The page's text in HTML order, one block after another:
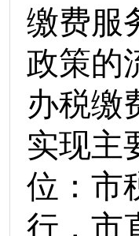
缴费服
政策的
办税缴
实现主
位： 市
行 ，